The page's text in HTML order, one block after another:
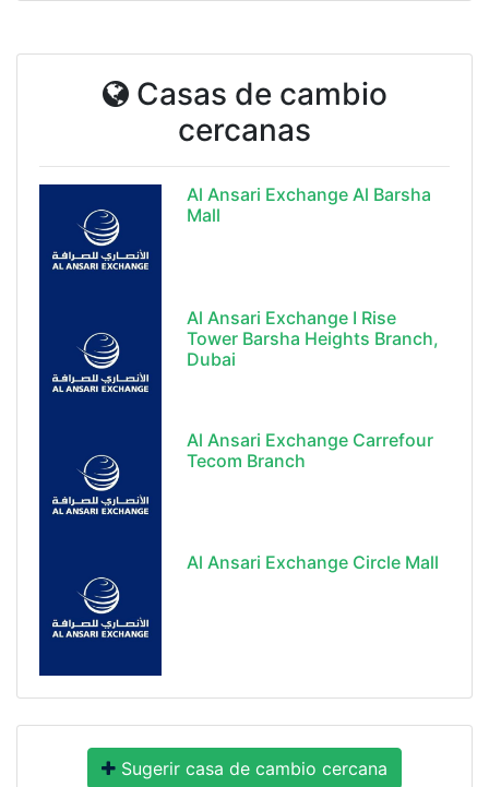
Casas de cambio
cercanas
Al Ansari Exchange Al Barsha
Mall
Al Ansari Exchange I Rise
Tower Barsha Heights Branch,
Dubai
Al Ansari Exchange Carrefour
Tecom Branch
Al Ansari Exchange Circle Mall
Sugerir casa de cambio cercana